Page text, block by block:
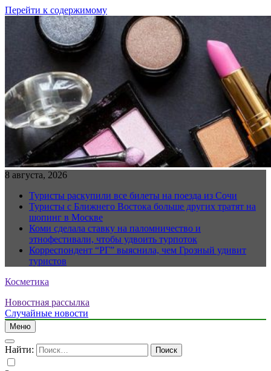
Перейти к содержимому
8 августа, 2026
Туристы раскупили все билеты на поезда из Сочи
Туристы с Ближнего Востока больше других тратят на
шопинг в Москве
Коми сделала ставку на паломничество и
этнофестивали, чтобы удвоить турпоток
Корреспондент “РГ” выяснила, чем Грозный удивит
туристов
Косметика
Новостная рассылка
Случайные новости
Меню
Найти: